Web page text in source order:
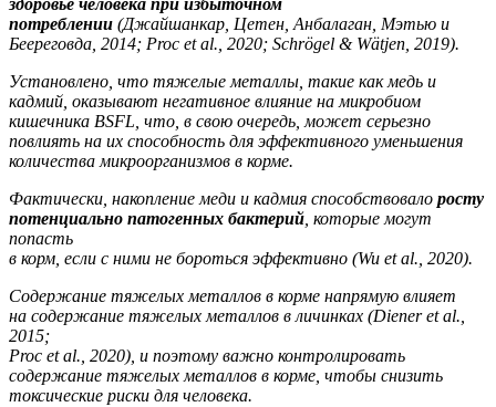
здоровье человека при избыточном
потреблении (Джайшанкар, Цетен, Анбалаган, Мэтью и
Беереговда, 2014; Proc et al., 2020; Schrögel & Wätjen, 2019).
Установлено, что тяжелые металлы, такие как медь и
кадмий, оказывают негативное влияние на микробиом
кишечника BSFL, что, в свою очередь, может серьезно
повлиять на их способность для эффективного уменьшения
количества микроорганизмов в корме.
Фактически, накопление меди и кадмия способствовало росту
потенциально патогенных бактерий , которые могут
попасть
в корм, если с ними не бороться эффективно (Wu et al., 2020).
Содержание тяжелых металлов в корме напрямую влияет
на содержание тяжелых металлов в личинках (Diener et al.,
2015;
Proc et al., 2020), и поэтому важно контролировать
содержание тяжелых металлов в корме, чтобы снизить
токсические риски для человека.